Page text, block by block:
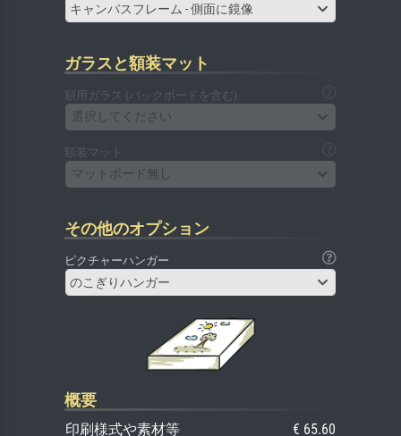
キャンバスフレーム - 側面に鏡像
ガラスと額装マット
額用ガラス (バックボードを含む)
選択してください
額装マット
マットボード無し
その他のオプション
ピクチャーハンガー
のこぎりハンガー
概要
印刷様式や素材等 € 65.60